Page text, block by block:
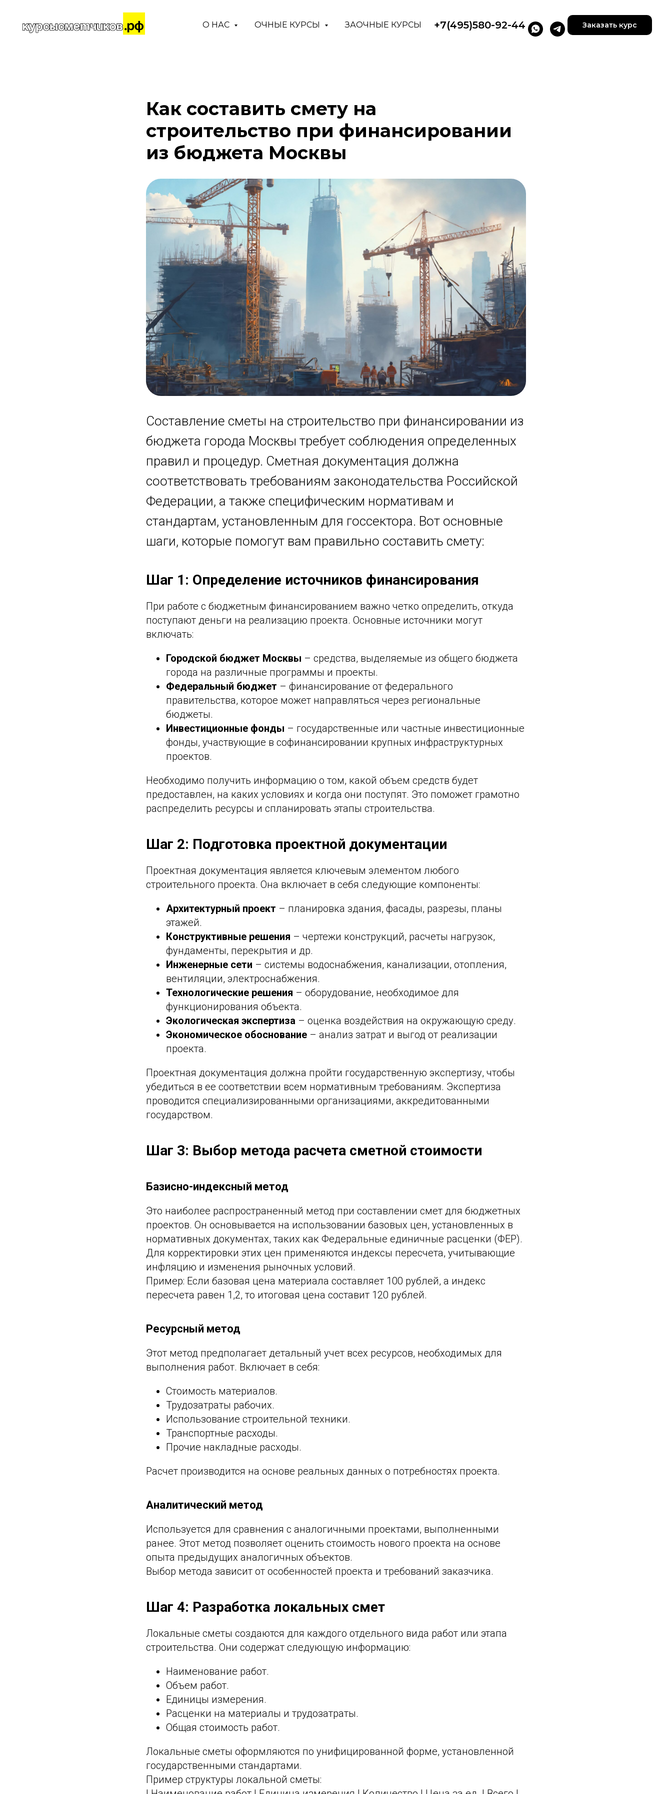
О НАС ОЧНЫЕ КУРСЫ ЗАОЧНЫЕ КУРСЫ +7(495)580-92-44 Заказать курс
Как составить смету на
строительство при финансировании
из бюджета Москвы
Составление сметы на строительство при финансировании из
бюджета города Москвы требует соблюдения определенных
правил и процедур. Сметная документация должна
соответствовать требованиям законодательства Российской
Федерации, а также специфическим нормативам и
стандартам, установленным для госсектора. Вот основные
шаги, которые помогут вам правильно составить смету:
Шаг 1: Определение источников финансирования
При работе с бюджетным финансированием важно четко определить, откуда
поступают деньги на реализацию проекта. Основные источники могут
включать:
Городской бюджет Москвы – средства, выделяемые из общего бюджета
города на различные программы и проекты.
Федеральный бюджет – финансирование от федерального
правительства, которое может направляться через региональные
бюджеты.
Инвестиционные фонды – государственные или частные инвестиционные
фонды, участвующие в софинансировании крупных инфраструктурных
проектов.
Необходимо получить информацию о том, какой объем средств будет
предоставлен, на каких условиях и когда они поступят. Это поможет грамотно
распределить ресурсы и спланировать этапы строительства.
Шаг 2: Подготовка проектной документации
Проектная документация является ключевым элементом любого
строительного проекта. Она включает в себя следующие компоненты:
Архитектурный проект – планировка здания, фасады, разрезы, планы
этажей.
Конструктивные решения – чертежи конструкций, расчеты нагрузок,
фундаменты, перекрытия и др.
Инженерные сети – системы водоснабжения, канализации, отопления,
вентиляции, электроснабжения.
Технологические решения – оборудование, необходимое для
функционирования объекта.
Экологическая экспертиза – оценка воздействия на окружающую среду.
Экономическое обоснование – анализ затрат и выгод от реализации
проекта.
Проектная документация должна пройти государственную экспертизу, чтобы
убедиться в ее соответствии всем нормативным требованиям. Экспертиза
проводится специализированными организациями, аккредитованными
государством.
Шаг 3: Выбор метода расчета сметной стоимости
Базисно-индексный метод
Это наиболее распространенный метод при составлении смет для бюджетных
проектов. Он основывается на использовании базовых цен, установленных в
нормативных документах, таких как Федеральные единичные расценки (ФЕР).
Для корректировки этих цен применяются индексы пересчета, учитывающие
инфляцию и изменения рыночных условий.
Пример: Если базовая цена материала составляет 100 рублей, а индекс
пересчета равен 1,2, то итоговая цена составит 120 рублей.
Ресурсный метод
Этот метод предполагает детальный учет всех ресурсов, необходимых для
выполнения работ. Включает в себя:
Стоимость материалов.
Трудозатраты рабочих.
Использование строительной техники.
Транспортные расходы.
Прочие накладные расходы.
Расчет производится на основе реальных данных о потребностях проекта.
Аналитический метод
Используется для сравнения с аналогичными проектами, выполненными
ранее. Этот метод позволяет оценить стоимость нового проекта на основе
опыта предыдущих аналогичных объектов.
Выбор метода зависит от особенностей проекта и требований заказчика.
Шаг 4: Разработка локальных смет
Локальные сметы создаются для каждого отдельного вида работ или этапа
строительства. Они содержат следующую информацию:
Наименование работ.
Объем работ.
Единицы измерения.
Расценки на материалы и трудозатраты.
Общая стоимость работ.
Локальные сметы оформляются по унифицированной форме, установленной
государственными стандартами.
Пример структуры локальной сметы: